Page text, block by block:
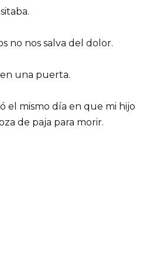
no nos salva del dolor.
una puerta.
el mismo día en que mi hijo
de paja para morir.